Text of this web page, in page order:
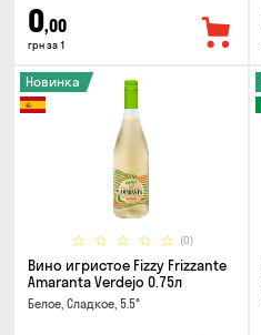
0,00
грн за 1
(0)
Новинка
Вино игристое Fizzy Frizzante
Amaranta Verdejo 0.75л
Белое, Сладкое, 5.5°